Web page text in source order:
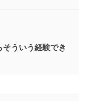
ういう経験でき